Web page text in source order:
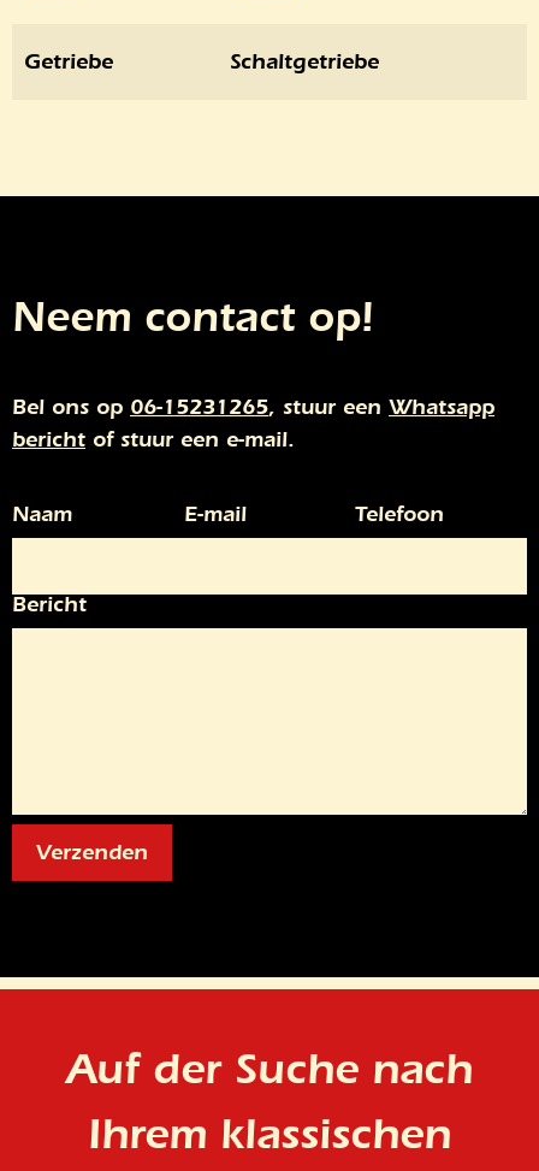
Getriebe Schaltgetriebe
Neem contact op!
Bel ons op 06-15231265, stuur een Whatsapp
bericht of stuur een e-mail.
Naam E-mail Telefoon
Bericht
Auf der Suche nach
Ihrem klassischen